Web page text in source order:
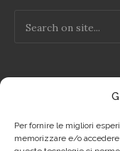
Per fornire le migliori
memorizzare e/o
Privacy Policy IT